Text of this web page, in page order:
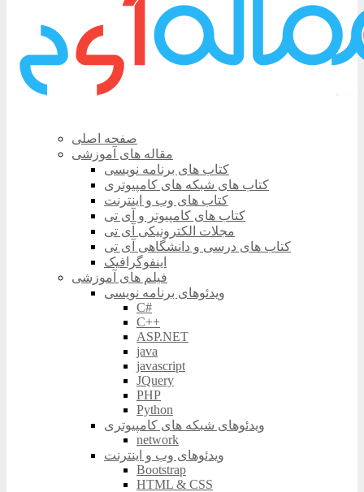
صفحه اصلی
مقاله های آموزشی
کتاب های برنامه نویسی
کتاب های شبکه های کامپیوتری
کتاب های وب و اینترنت
کتاب های کامپیوتر و آی تی
مجلات الکترونیکی آی تی
کتاب های درسی و دانشگاهی آی تی
اینفوگرافیک
فیلم های آموزشی
ویدئوهای برنامه نویسی
C#
C++
ASP.NET
java
javascript
JQuery
PHP
Python
ویدئوهای شبکه های کامپیوتری
network
ویدئوهای وب و اینترنت
Bootstrap
HTML & CSS